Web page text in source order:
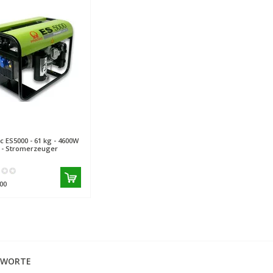
ES5000 - 61 kg - 4600W
- Stromerzeuger